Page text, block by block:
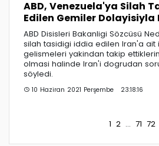
ABD, Venezuela'ya Silah
Edilen Gemiler
ABD Disisleri Bakanligi Sözcüsü
silah tasidigi iddia edilen Iran'a ait
gelismeleri yakindan takip
olmasi halinde Iran'i dogrudan
söyledi.
10 Haziran 2021 Perşembe 23:18:16
1 2... 71 72